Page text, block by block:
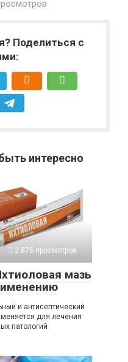
Поделиться с
интересно
2 875 просмотров
мазь
и антисептический
для лечения
патологий